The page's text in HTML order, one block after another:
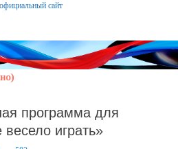
официальный сайт
for:
программа для
играть»